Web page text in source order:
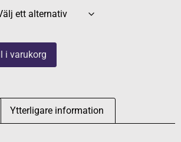
i varukorg
Ytterligare information